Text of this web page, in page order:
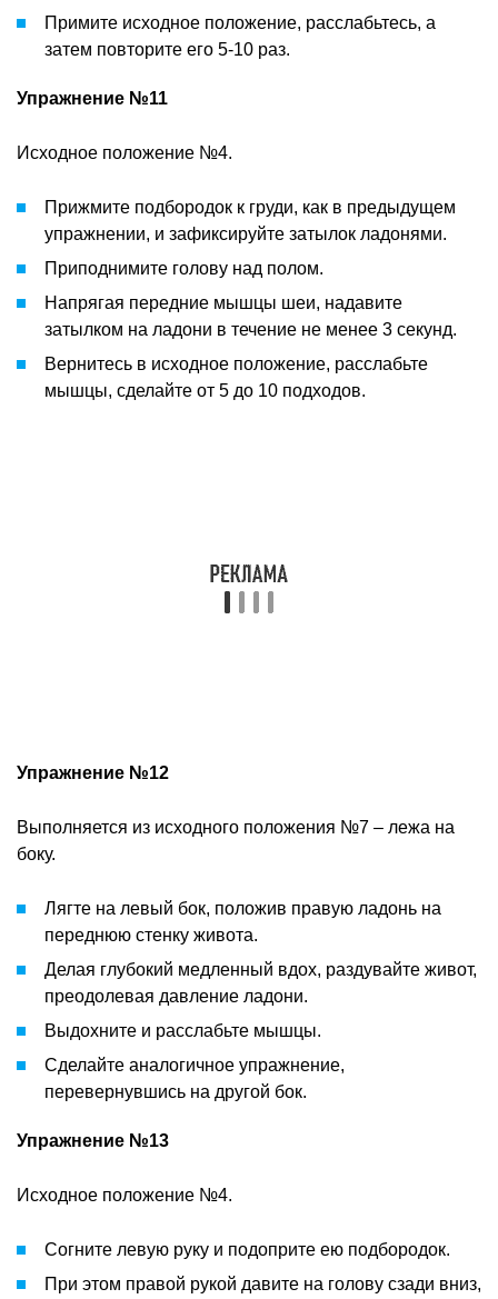
Примите исходное положение, расслабьтесь, а
затем повторите его 5-10 раз.
Упражнение №11
Исходное положение №4.
Прижмите подбородок к груди, как в предыдущем
упражнении, и зафиксируйте затылок ладонями.
Приподнимите голову над полом.
Напрягая передние мышцы шеи, надавите
затылком на ладони в течение не менее 3 секунд.
Вернитесь в исходное положение, расслабьте
мышцы, сделайте от 5 до 10 подходов.
Упражнение №12
Выполняется из исходного положения №7 – лежа на
боку.
Лягте на левый бок, положив правую ладонь на
переднюю стенку живота.
Делая глубокий медленный вдох, раздувайте живот,
преодолевая давление ладони.
Выдохните и расслабьте мышцы.
Сделайте аналогичное упражнение,
перевернувшись на другой бок.
Упражнение №13
Исходное положение №4.
Согните левую руку и подоприте ею подбородок.
При этом правой рукой давите на голову сзади вниз,